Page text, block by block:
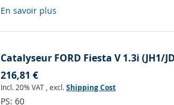
En savoir plus
Catalyseur FORD Fiesta V 1.3i (JH1/
216,81 €
Incl. 20% VAT ,excl.Shipping Cost
PS:60